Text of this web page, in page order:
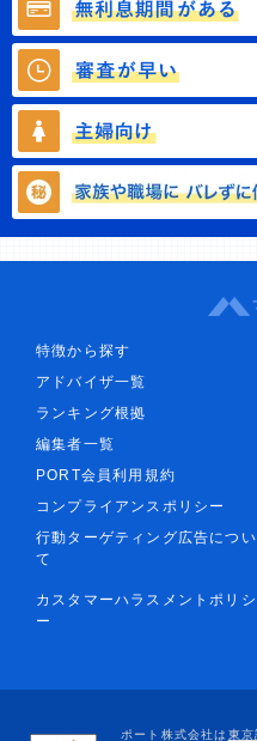
特徴から探す
アドバイザ一覧
ランキング根拠
編集者一覧
PORT会員利用規約
コンプライアンスポリシー
行動ターゲティング広告につい
て
カスタマーハラスメントポリシ
ー